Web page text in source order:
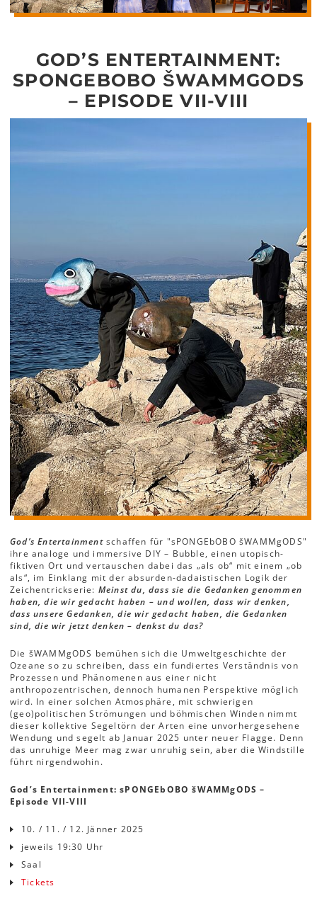
GOD’S ENTERTAINMENT:
SPONGEBOBO ŠWAMMGODS
– EPISODE VII-VIII
God’s Entertainmentschaffen für "sPONGEbOBO šWAMMgODS"
ihre analoge und immersive DIY – Bubble, einen utopisch-
fiktiven Ort und vertauschen dabei das „als ob“ mit einem „ob
als“, im Einklang mit der absurden-dadaistischen Logik der
Zeichentrickserie: Meinst du, dass sie die Gedanken genommen
haben, die wir gedacht haben – und wollen, dass wir denken,
dass unsere Gedanken, die wir gedacht haben, die Gedanken
sind, die wir jetzt denken – denkst du das?
Die šWAMMgODS bemühen sich die Umweltgeschichte der
Ozeane so zu schreiben, dass ein fundiertes Verständnis von
Prozessen und Phänomenen aus einer nicht
anthropozentrischen, dennoch humanen Perspektive möglich
wird. In einer solchen Atmosphäre, mit schwierigen
(geo)politischen Strömungen und böhmischen Winden nimmt
dieser kollektive Segeltörn der Arten eine unvorhergesehene
Wendung und segelt ab Januar 2025 unter neuer Flagge. Denn
das unruhige Meer mag zwar unruhig sein, aber die Windstille
führt nirgendwohin.
God’s Entertainment: sPONGEbOBO šWAMMgODS –
Episode VII-VIII
10. / 11. / 12. Jänner 2025
jeweils 19:30 Uhr
Saal
Tickets